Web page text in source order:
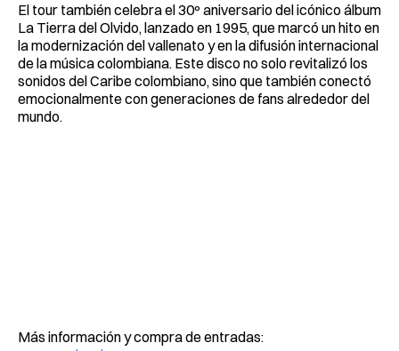
El tour también celebra el 30º aniversario del icónico álbum
La Tierra del Olvido, lanzado en 1995, que marcó un hito en
la modernización del vallenato y en la difusión internacional
de la música colombiana. Este disco no solo revitalizó los
sonidos del Caribe colombiano, sino que también conectó
emocionalmente con generaciones de fans alrededor del
mundo.
Más información y compra de entradas: